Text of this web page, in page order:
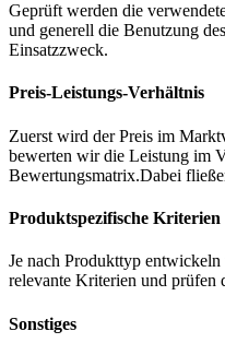
Geprüft werden die
und generell die Benutzung
Einsatzzweck.
Preis-Leistungs-Verhältnis
Zuerst wird der Preis im
bewerten wir die Leistung im
Bewertungsmatrix.Dabei
Produktspezifische Kriterien
Je nach Produkttyp
relevante Kriterien und prüfen
Sonstiges